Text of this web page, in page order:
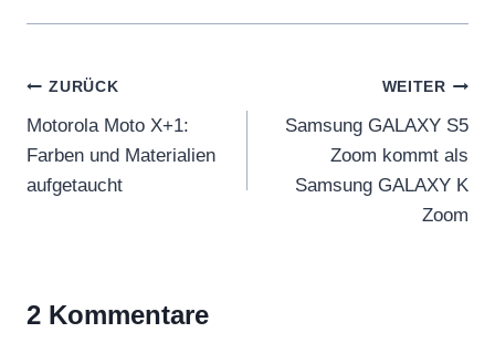
Beitragsnavigation
ZURÜCK
Motorola Moto X+1:
Farben und Materialien
aufgetaucht
WEITER
Samsung GALAXY S5
Zoom kommt als
Samsung GALAXY K
Zoom
2 Kommentare